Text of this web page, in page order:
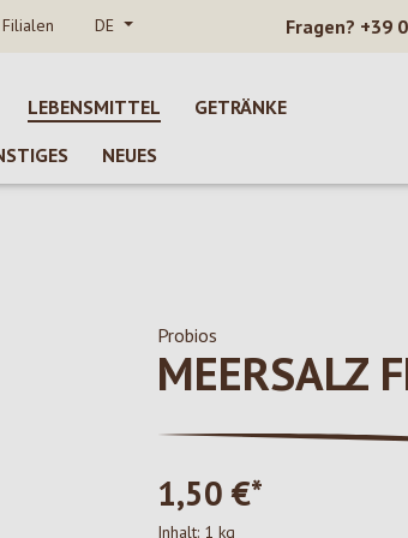
Filialen DE Fragen? +39
LEBENSMITTEL
GETRÄNKE
NEUES
Probios
MEERSALZ
1,50 €*
Inhalt: 1 kg